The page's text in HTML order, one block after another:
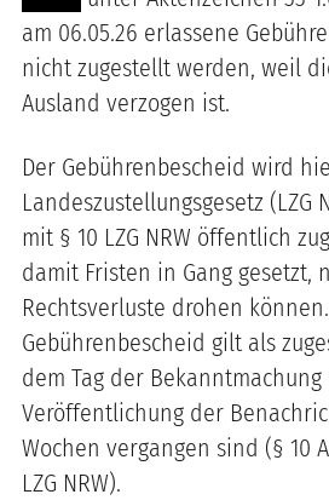
am 06.05.26 erlassene
nicht zugestellt werden, weil
Ausland verzogen ist.
Der Gebührenbescheid wird
Landeszustellungsgesetz (LZG
mit § 10 LZG NRW öffentlich
damit Fristen in Gang gesetzt,
Rechtsverluste drohen
Gebührenbescheid gilt als
dem Tag der
Veröffentlichung der
Wochen vergangen sind (§ 10
LZG NRW).